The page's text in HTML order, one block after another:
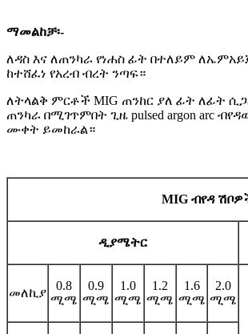
ማመልከቻ፡-
ለዳስ እና ለጠንካራ የነሐስ ፊት በተለይም
ከተሸፈነ የአረብ ብረት ንጣፍ።
ለትላልቅ ምርቶች MIG ጠንከር ያለ ፊት ለፊት
ጠንካራ በሚገጥምበት ጊዜ pulsed argon arc
ሙቀት ይመከራል።
MIG ብየዳ
ዲያሜትር
መለኪያ
0.8
ሚሜ
0.9
ሚሜ
1.0
ሚሜ
1.2
ሚሜ
1.6
ሚሜ
2.0
ሚሜ